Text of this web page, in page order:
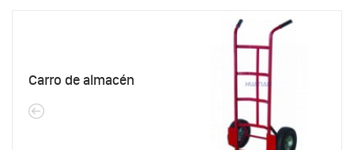
Carro de almacén